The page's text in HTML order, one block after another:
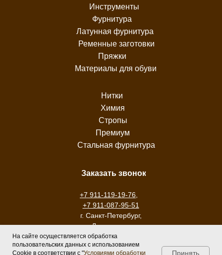
Инструменты
Фурнитура
Латунная фурнитура
Ременные заготовки
Материалы для обуви
Пряжки
Нитки
Химия
Стропы
Премиум
Стальная фурнитура
Заказать звонок
+7 911-119-19-76
+7 911-087-95-51
г. Санкт-Петербург,
ул. Ломанная, дом
11
На сайте осуществляется обработка
пользовательских данных с использованием
Cookie в соответствии с "Условиями обработки Принять